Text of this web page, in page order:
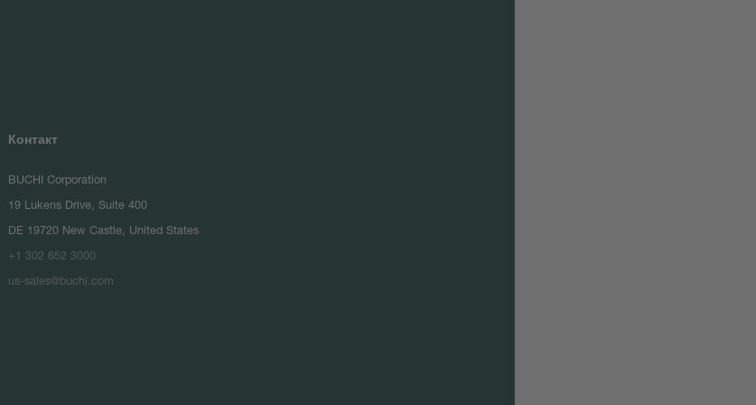
Контакт
BUCHI Corporation
19 Lukens Drive, Suite 400
DE 19720 New Castle, United States
+1 302 652 3000
us-sales@buchi.com